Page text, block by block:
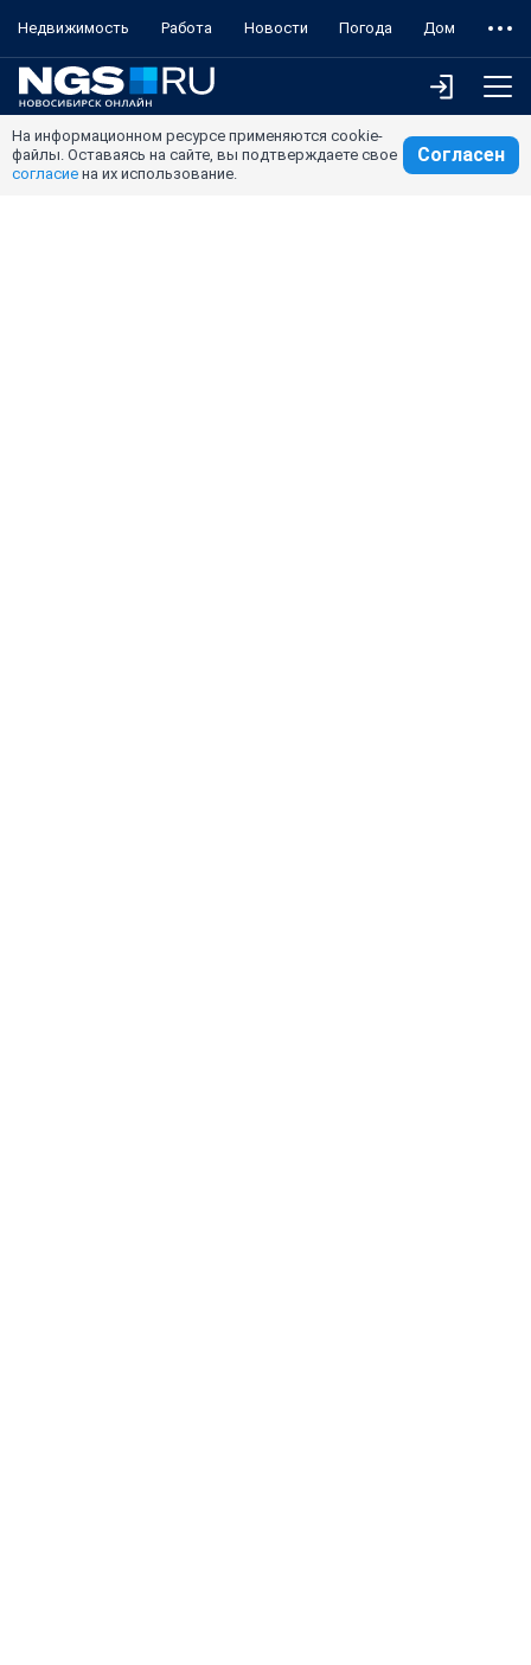
Недвижимость Работа Новости Погода Дом
На информационном ресурсе применяются cookie-
файлы. Оставаясь на сайте, вы подтверждаете свое
согласие на их использование.
Согласен